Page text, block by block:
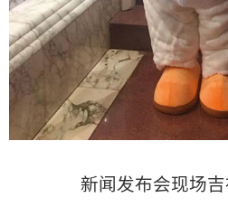
新闻发布会现场吉